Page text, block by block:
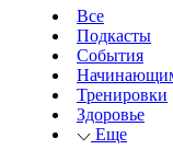
Все
Подкасты
События
Тренировки
Здоровье
Еще